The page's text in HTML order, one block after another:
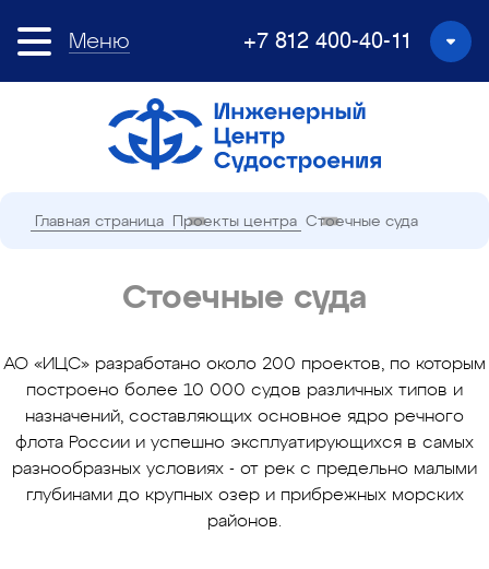
Меню +7 812 400-40-11
Главная страница Проекты центра Стоечные суда
Стоечные суда
АО «ИЦС» разработано около 200 проектов, по которым
построено более 10 000 судов различных типов и
назначений, составляющих основное ядро речного
флота России и успешно эксплуатирующихся в самых
разнообразных условиях - от рек с предельно малыми
глубинами до крупных озер и прибрежных морских
районов.